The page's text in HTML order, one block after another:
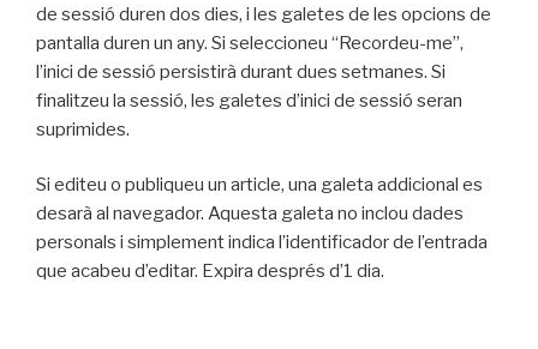
de sessió duren dos dies, i les galetes de les opcions de
pantalla duren un any. Si seleccioneu “Recordeu-me”,
l’inici de sessió persistirà durant dues setmanes. Si
finalitzeu la sessió, les galetes d’inici de sessió seran
suprimides.
Si editeu o publiqueu un article, una galeta addicional es
desarà al navegador. Aquesta galeta no inclou dades
personals i simplement indica l’identificador de l’entrada
que acabeu d’editar. Expira després d’1 dia.